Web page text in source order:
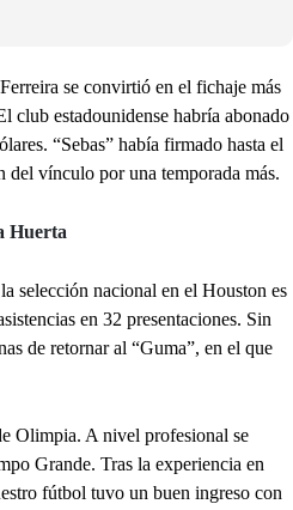
se convirtió en el fichaje más
club estadounidense habría abonado
“Sebas” había firmado hasta el
vínculo por una temporada más.
Huerta
selección nacional en el Houston es
en 32 presentaciones. Sin
de retornar al “Guma”, en el que
Olimpia. A nivel profesional se
Grande. Tras la experiencia en
fútbol tuvo un buen ingreso con